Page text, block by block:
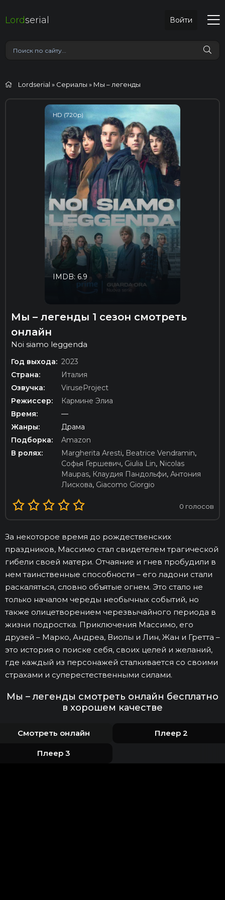
Lordserial Войти
Lordserial » Сериалы » Мы – легенды
HD (720p)
IMDB: 6.9
Мы – легенды 1 сезон смотреть
онлайн
Noi siamo leggenda
Год выхода: 2023
Страна:
Италия
Озвучка:
ViruseProject
Режиссер:
Кармине Элиа
Время:
—
Жанры:
Драма
Подборка:
Amazon
В ролях:
Margherita Aresti, Beatrice Vendramin,
Софья Гершевич, Giulia Lin, Nicolas
Maupas, Клаудия Пандольфи, Антония
Лискова, Giacomo Giorgio
0 голосов
За некоторое время до рождественских
праздников, Массимо стал свидетелем трагической
гибели своей матери. Отчаяние и гнев пробудили в
нем таинственные способности – его ладони стали
раскаляться, словно объятые огнем. Это стало не
только началом череды необычных событий, но
также олицетворением черезвычайного периода в
жизни подростка. Приключения Массимо, его
друзей – Марко, Андреа, Виолы и Лин, Жан и Гретта –
это история о поиске себя, своих целей и желаний,
где каждый из персонажей сталкивается со своими
страхами и суперестественными силами.
Мы – легенды смотреть онлайн бесплатно
в хорошем качестве
Смотреть онлайн Плеер 2
Плеер 3